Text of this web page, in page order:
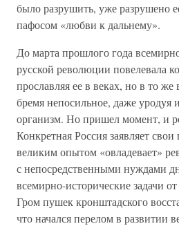
было разрушить, уже разрушено
пафосом «любви к дальнему».
До марта прошлого года
русской революции повелевала
прославляя ее в веках, но в то же
бремя непосильное, даже уродуя
организм. Но пришел момент, и
Конкретная Россия заявляет свои
великим опытом «овладевает»
с непосредственными нуждами
всемирно-исторические задачи
Гром пушек кронштадского
что начался перелом в развитии